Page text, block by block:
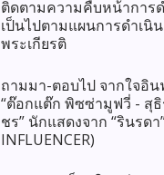
ติดตามความคืบหน้าการ
เป็นไปตามแผนการดำเนิ
พระเกียรติ
ถามมา-ตอบไป จากใจอิน
“ต๊อกแต๊ก พิซซ่ามูฟวี่ - สุธิ
ชร” นักแสดงจาก “รินรดา
INFLUENCER)